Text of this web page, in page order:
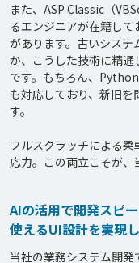
また、ASP Classic（
るエンジニアが在籍し
があります。古いシス
か、こうした技術に精
です。もちろん、
も対応しており、新旧
す。
フルスクラッチによる
AIの活用で開発スピ
使えるUI設計を実現
当社の業務システム開